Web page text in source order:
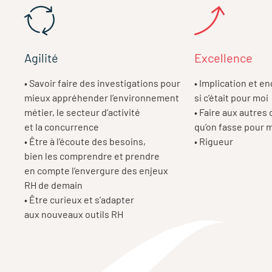
Agilité
• Savoir faire des investigations pour
mieux appréhender l’environnement
métier, le secteur d’activité
et la concurrence
• Être à l’écoute des besoins,
bien les comprendre et prendre
en compte l’envergure des enjeux
RH de demain
• Être curieux et s’adapter
aux nouveaux outils RH
Excellence
• Implication et
si c’était pour moi
• Faire aux autres
qu’on fasse pour
• Rigueur